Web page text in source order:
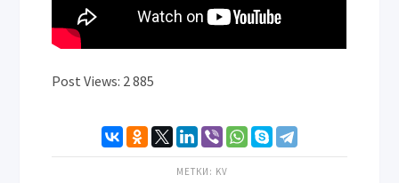
Post Views: 2 885
МЕТКИ: KV